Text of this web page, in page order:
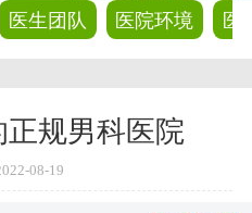
医生团队 医院环境 医
规男科医院
08-19